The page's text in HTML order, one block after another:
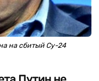
на сбитый Су-24